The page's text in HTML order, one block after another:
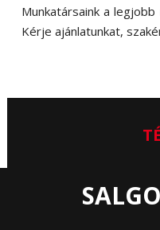
Munkatársaink a
Kérje ajánlatunkat,